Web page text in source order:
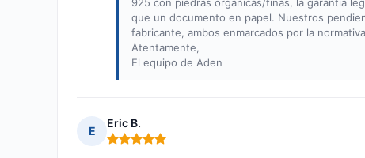
que un documento en papel. Nuestros
fabricante, ambos enmarcados por la
Atentamente,
El equipo de Aden
E
Eric B.
Nota: 5 de 5